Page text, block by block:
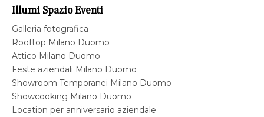
Illumi Spazio Eventi
Galleria fotografica
Rooftop Milano Duomo
Attico Milano Duomo
Feste aziendali Milano Duomo
Showroom Temporanei Milano Duomo
Showcooking Milano Duomo
Location per anniversario aziendale